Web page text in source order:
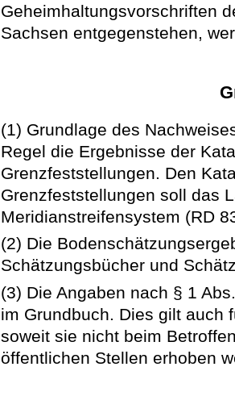
Geheimhaltungsvorschriften
Sachsen entgegenstehen,
(1) Grundlage des
Regel die Ergebnisse der
Grenzfeststellungen. Den
Grenzfeststellungen soll das
Meridianstreifensystem (RD
(2) Die
Schätzungsbücher und
(3) Die Angaben nach § 1
im Grundbuch. Dies gilt auch
soweit sie nicht beim
öffentlichen Stellen erhoben